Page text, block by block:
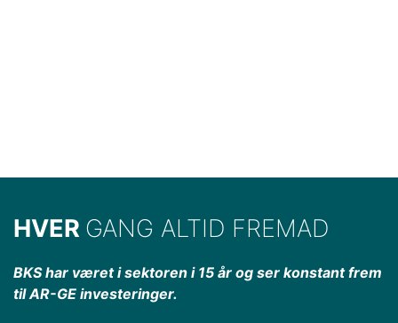
HVER GANG ALTID FREMAD
BKS har været i sektoren i 15 år og ser konstant frem
til AR-GE investeringer.